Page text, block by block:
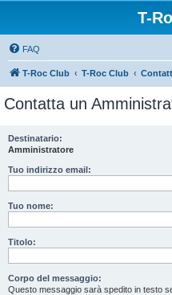
T-
FAQ
T-Roc Club T-Roc Club
Contatta un
Destinatario:
Amministratore
Tuo indirizzo email:
Tuo nome:
Titolo:
Corpo del messaggio:
Questo messaggio sarà spedito in testo